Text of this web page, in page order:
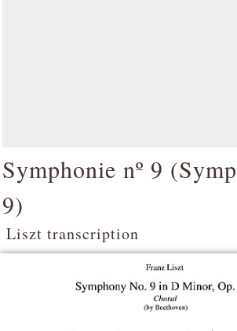
Symphonie nº 9 (
9)
Liszt transcription